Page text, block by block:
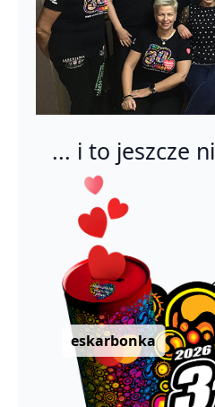
... i to jeszcze
eskarbonka